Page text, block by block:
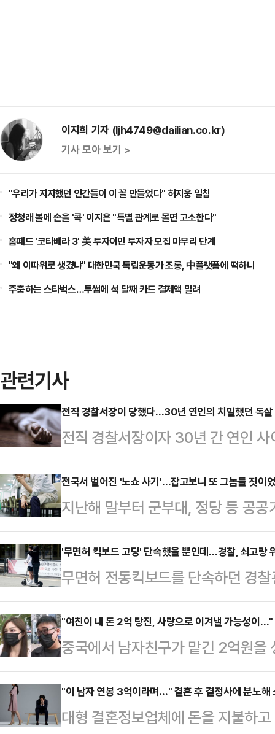
이지희 기자 (ljh4749@dailian.co.kr)
기사 모아 보기 >
"우리가 지지했던 인간들이 이 꼴 만들었다" 허지웅 일침
정청래 볼에 손을 '콕' 이지은 "특별 관계로 몰면 고소한다"
홈페드 '코타베라 3' 美 투자이민 투자자 모집 마무리 단계
"왜 이따위로 생겼냐" 대한민국 독립운동가 조롱, 中플랫폼에 떡하니
주춤하는 스타벅스…투썸에 석 달째 카드 결제액 밀려
관련기사
전직 경찰서장이 당했다…30년 연인의 치밀했던 독
전직 경찰서장이자 30년 간 연인
역 50년을 선고받았다.1일(현지시
이주 녹스카운티 법원은 마시 오글
50년형을 선고했다.그는 약 30년
2021년 여름부터 음식과 커피에
살해했다.이 사건은 2022년 10월7
영의 시신이 발견되면서 드러났다.
기소했으…
전국서 벌어진 '노쇼 사기'…잡고보니 또 그놈들 짓이
지난해 말부터 군부대, 정당 등 공
일당이 경찰에 무더기 검거됐다. 이
금해 보이스피싱 등의 범죄를 저질
것으로 파악됐다.3일 강원경찰청
경제범죄법상 사기, 형법상 사기,
붙잡아 이 중 18명을 구속했다고
서로 지정돼 노쇼 등 사기 사건에
수된 560…
'무면허 킥보드 고딩' 단속했을 뿐인데…경찰, 쇠고랑
무면허 전동킥보드를 단속하던 경
의로 검찰에 넘겨졌다.1일 인천경
혐의로 인천 삼산경찰서 소속 A경
혔다.A경사는 지난 6월13일 오후
드를 타던 고등학생 B군을 넘어뜨
는 B군이 다른 일행 1명과 안전모
달리는 것을 보고 멈춰 세우려다 팔
"여친이 내 돈 2억 탕진, 사랑으로 이겨낼 가능성이…"
중국에서 남자친구가 맡긴 2억원을
의 사연이 알려지면서 갑론을박이
나모닝포스트(SCMP)에 따르면 중
여자친구 민모씨가 자신이 맡긴
"이 남자 연봉 3억이라며…" 결혼 후 결정사에 분노해
대형 결혼정보업체에 돈을 지불하